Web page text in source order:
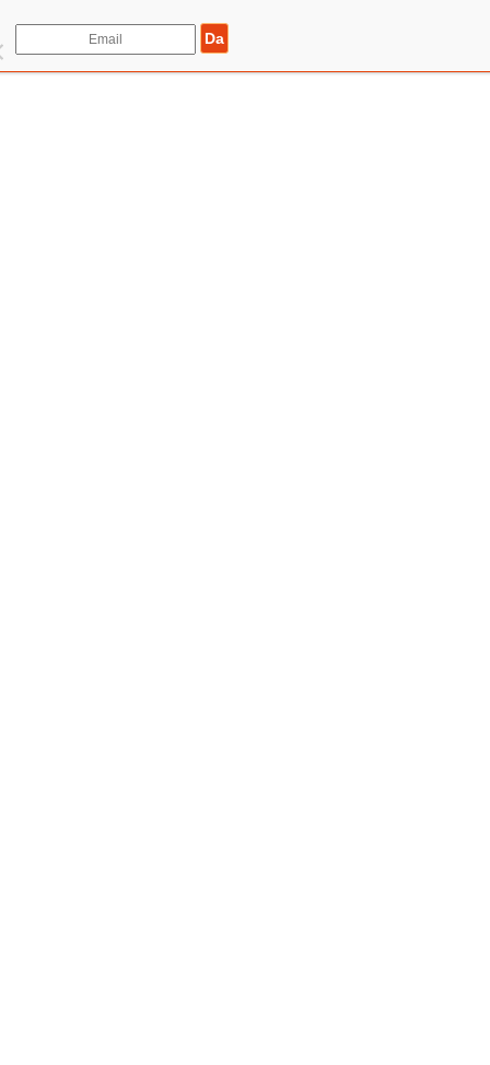
©2022 Elisabeta Stanciulescu. Toate drepturile rezervate